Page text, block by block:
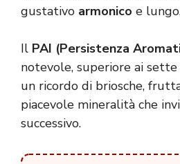
gustativo armonico e
Il PAI (Persistenza
notevole, superiore ai sette
un ricordo di briosche,
piacevole mineralità che
successivo.